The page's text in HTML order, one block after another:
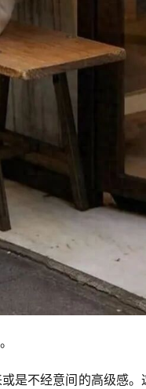
是不经意间的高级感。